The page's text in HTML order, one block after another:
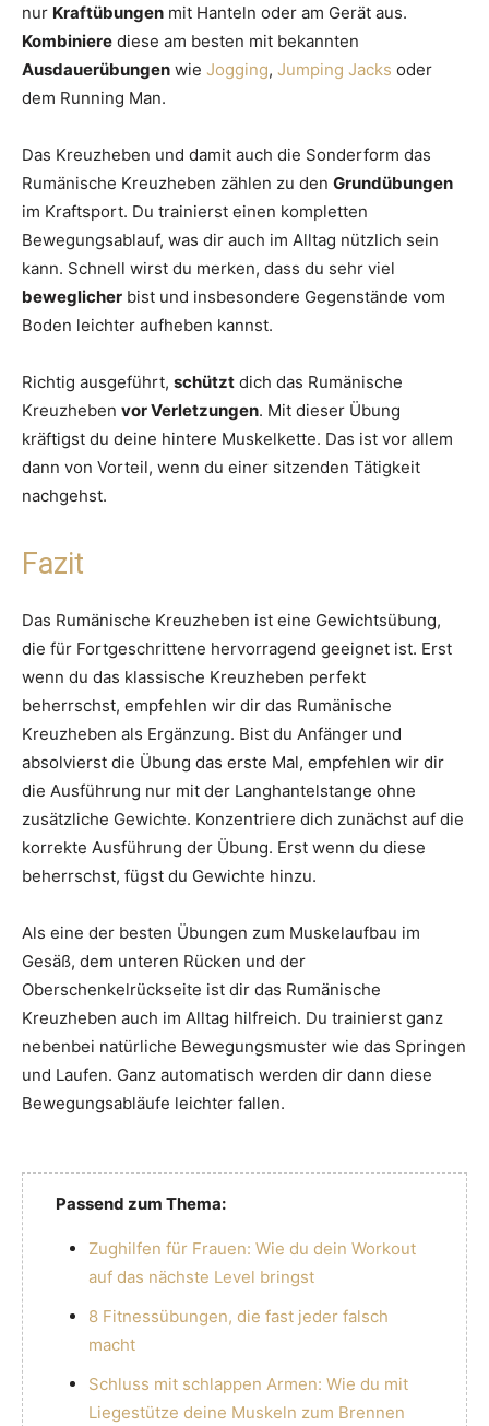
nur Kraftübungen mit Hanteln oder am Gerät aus.
Kombiniere diese am besten mit bekannten
Ausdauerübungen wie Jogging, Jumping Jacks oder
dem Running Man.
Das Kreuzheben und damit auch die Sonderform das
Rumänische Kreuzheben zählen zu den Grundübungen
im Kraftsport. Du trainierst einen kompletten
Bewegungsablauf, was dir auch im Alltag nützlich sein
kann. Schnell wirst du merken, dass du sehr viel
beweglicher bist und insbesondere Gegenstände vom
Boden leichter aufheben kannst.
Richtig ausgeführt, schützt dich das Rumänische
Kreuzheben vor Verletzungen. Mit dieser Übung
kräftigst du deine hintere Muskelkette. Das ist vor allem
dann von Vorteil, wenn du einer sitzenden Tätigkeit
nachgehst.
Fazit
Das Rumänische Kreuzheben ist eine Gewichtsübung,
die für Fortgeschrittene hervorragend geeignet ist. Erst
wenn du das klassische Kreuzheben perfekt
beherrschst, empfehlen wir dir das Rumänische
Kreuzheben als Ergänzung. Bist du Anfänger und
absolvierst die Übung das erste Mal, empfehlen wir dir
die Ausführung nur mit der Langhantelstange ohne
zusätzliche Gewichte. Konzentriere dich zunächst auf die
korrekte Ausführung der Übung. Erst wenn du diese
beherrschst, fügst du Gewichte hinzu.
Als eine der besten Übungen zum Muskelaufbau im
Gesäß, dem unteren Rücken und der
Oberschenkelrückseite ist dir das Rumänische
Kreuzheben auch im Alltag hilfreich. Du trainierst ganz
nebenbei natürliche Bewegungsmuster wie das Springen
und Laufen. Ganz automatisch werden dir dann diese
Bewegungsabläufe leichter fallen.
Passend zum Thema:
Zughilfen für Frauen: Wie du dein Workout
auf das nächste Level bringst
8 Fitnessübungen, die fast jeder falsch
macht
Schluss mit schlappen Armen: Wie du mit
Liegestütze deine Muskeln zum Brennen